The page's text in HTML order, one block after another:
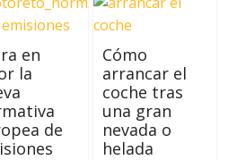
en
la
de
Cómo
arrancar el
coche tras
una gran
nevada o
helada